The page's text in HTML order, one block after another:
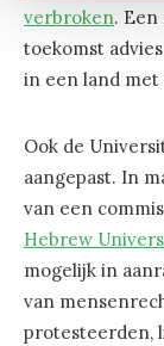
verbroken.
toekomst
in een land
Ook de
aangepast. In
van een
Hebrew
mogelijk in
van
protesteerden,